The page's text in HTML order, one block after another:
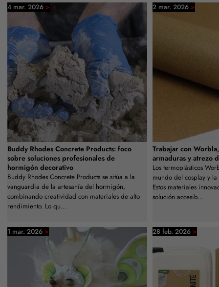
4 mar. 2026 >
Buddy Rhodes Concrete Products: foco
sobre soluciones profesionales de
hormigón decorativo
Buddy Rhodes Concrete Products se sitúa a la
vanguardia de la artesanía del hormigón,
combinando creatividad con materiales de alto
rendimiento. Lo qu...
2 mar. 2026 >
Trabajar con
armaduras y atrezo
Los termoplásticos
mundo del cosplay y
Estos materiales
solución accesib...
1 mar. 2026 > 28 feb. 2026 >